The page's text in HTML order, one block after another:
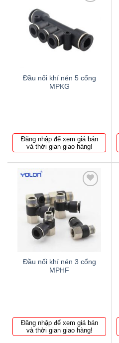
wishlist
Đầu nối khí nén 5 cổng
MPKG
Đăng nhập để xem giá bán
và thời gian giao hàng!
Thêm
wishlist
Đầu nối khí nén 3 cổng
MPHF
Đăng nhập để xem giá bán
và thời gian giao hàng!